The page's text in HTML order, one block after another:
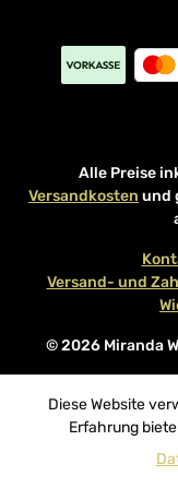
Alle Preise
Versandkosten und
© 2026 Miranda
Versand- und
Diese Website
Erfahrung